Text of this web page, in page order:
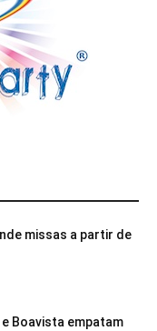
missas a partir de
Boavista empatam